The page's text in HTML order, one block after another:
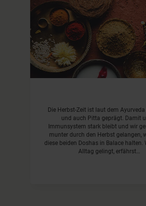
Die Herbst-Zeit ist laut dem
und auch Pitta geprägt. Damit
Immunsystem stark bleibt und wir
munter durch den Herbst gelangen,
diese beiden Doshas in Balace halten.
Alltag gelingt, erfährst…